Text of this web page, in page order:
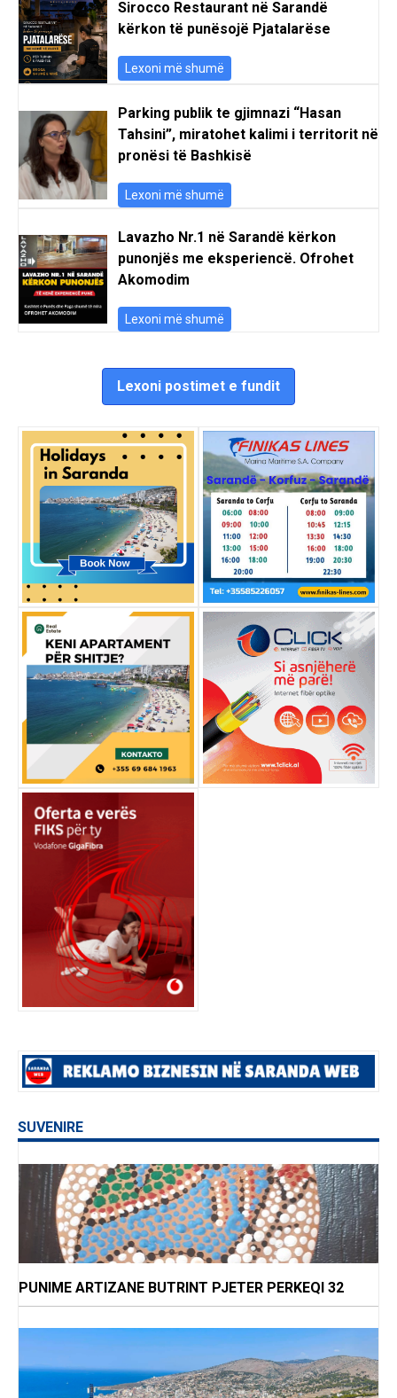
Sirocco Restaurant në Sarandë
kërkon të punësojë Pjatalarëse
Lexoni më shumë
Parking publik te gjimnazi “Hasan
Tahsini”, miratohet kalimi i territorit në
pronësi të Bashkisë
Lexoni më shumë
Lavazho Nr.1 në Sarandë kërkon
punonjës me eksperiencë. Ofrohet
Akomodim
Lexoni më shumë
Lexoni postimet e fundit
SUVENIRE
PUNIME ARTIZANE BUTRINT PJETER PERKEQI 32